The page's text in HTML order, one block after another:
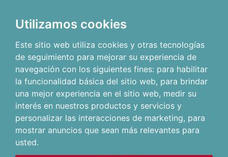
Utilizamos cookies
Este sitio web utiliza cookies y otras tecnologías
de seguimiento para mejorar su experiencia de
navegación con los siguientes fines: para habilitar
la funcionalidad básica del sitio web, para brindar
una mejor experiencia en el sitio web, medir su
interés en nuestros productos y servicios y
personalizar las interacciones de marketing, para
mostrar anuncios que sean más relevantes para
usted.